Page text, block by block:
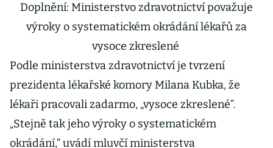
Doplnění: Ministerstvo zdravotnictví považuje
výroky o systematickém okrádání lékařů za
vysoce zkreslené
Podle ministerstva zdravotnictví je tvrzení
prezidenta lékařské komory Milana Kubka, že
lékaři pracovali zadarmo, „vysoce zkreslené“.
„Stejně tak jeho výroky o systematickém
okrádání,“ uvádí mluvčí ministerstva